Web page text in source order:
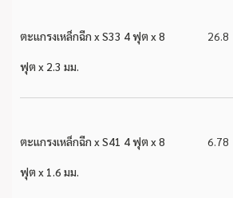
ตะแกรงเหล็กฉีก x S33 4 ฟุต x 8
ฟุต x 2.3 มม.
26.8
ตะแกรงเหล็กฉีก x S41 4 ฟุต x 8
ฟุต x 1.6 มม.
6.78